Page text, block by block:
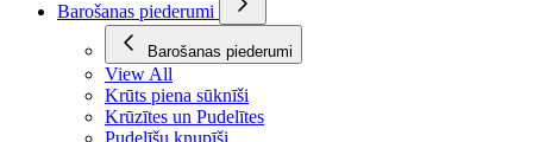
Barošanas piederumi
Barošanas piederumi
View All
Krūts piena sūknīši
Krūzītes un Pudelītes
Pudelīšu knupīši